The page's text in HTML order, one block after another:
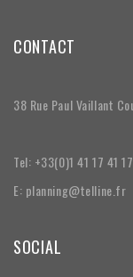
CONTACT
38 Rue Paul Vaillant
Tel: +33(0)1 41 17 41 17
E: planning@telline.fr
SOCIAL